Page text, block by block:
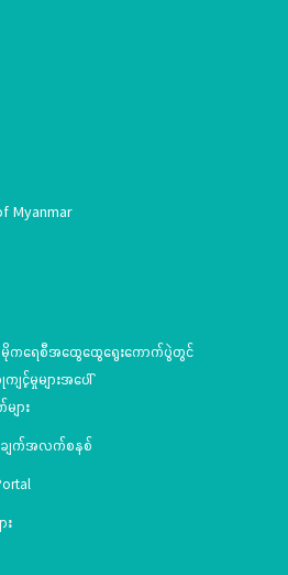
Myanmar
ဒီမိုကရေစီအထွေထွေရွေးကောက်ပွဲတွင်
ျင့်မှုများအပေါ်
ျား
ချက်အလက်စနစ်
း